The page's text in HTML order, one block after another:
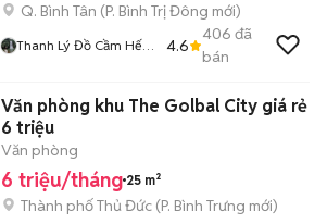
Q. Bình Tân (P. Bình Trị Đông mới)
Thanh Lý Đồ Cầm Hết
4.6
406 đã
bán
Văn phòng khu The Golbal City giá rẻ
6 triệu
Văn phòng
6 triệu/tháng 25 m²
Thành phố Thủ Đức (P. Bình Trưng mới)